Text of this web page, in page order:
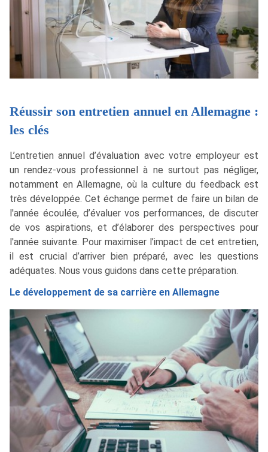
Réussir son entretien annuel en Allemagne :
les clés
L’entretien annuel d’évaluation avec votre employeur est
un rendez-vous professionnel à ne surtout pas négliger,
notamment en Allemagne, où la culture du feedback est
très développée. Cet échange permet de faire un bilan de
l'année écoulée, d’évaluer vos performances, de discuter
de vos aspirations, et d’élaborer des perspectives pour
l'année suivante. Pour maximiser l’impact de cet entretien,
il est crucial d’arriver bien préparé, avec les questions
adéquates. Nous vous guidons dans cette préparation.
Le développement de sa carrière en Allemagne